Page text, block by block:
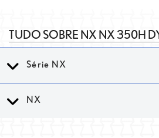
TUDO SOBRE NX NX 350H
Série NX
NX